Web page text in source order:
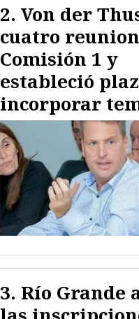
Von der
cuatro
Comisión 1 y
estableció
incorporar
Río Grande